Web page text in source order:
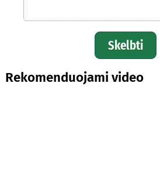
Skelbti
Rekomenduojami video